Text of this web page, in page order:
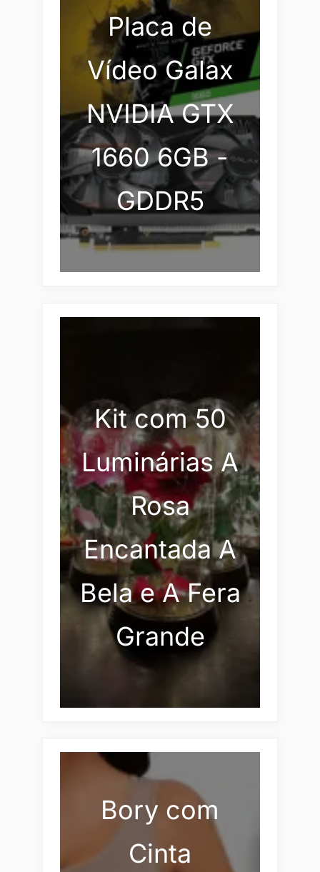
Placa de
Vídeo Galax
NVIDIA GTX
1660 6GB -
GDDR5
Kit com 50
Luminárias A
Rosa
Encantada A
Bela e A Fera
Grande
Bory com
Cinta